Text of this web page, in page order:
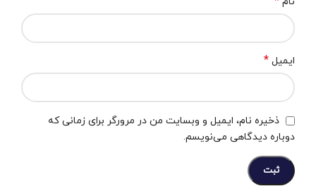
ایمیل *
ذخیره نام، ایمیل و وبسایت من در مرورگر برای زمانی که
دوباره دیدگاهی می‌نویسم.